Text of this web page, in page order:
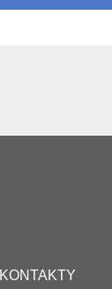
KONTAKTY